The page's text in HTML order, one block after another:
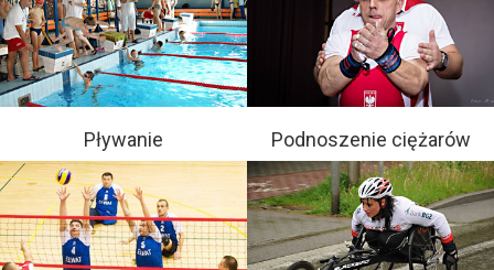
Pływanie Podnoszenie ciężarów